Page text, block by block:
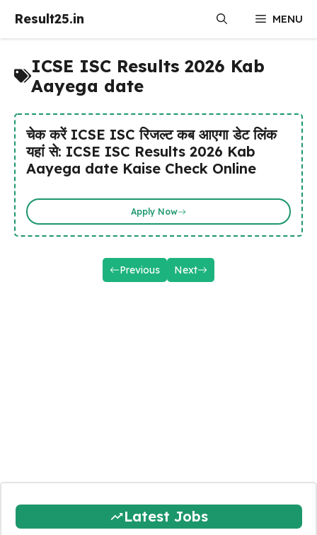
Result25.in MENU
ICSE ISC Results 2026 Kab
Aayega date
चेक करें ICSE ISC रिजल्ट कब आएगा डेट लिंक
यहां से: ICSE ISC Results 2026 Kab
Aayega date Kaise Check Online
Apply Now
Previous Next
Latest Jobs